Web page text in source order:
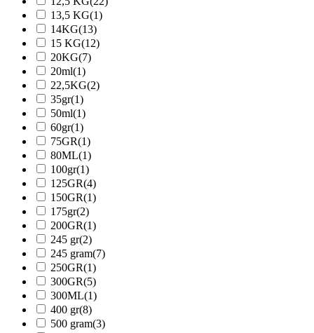
13,5 KG(1)
14KG(13)
15 KG(12)
20KG(7)
20ml(1)
22,5KG(2)
35gr(1)
50ml(1)
60gr(1)
75GR(1)
80ML(1)
100gr(1)
125GR(4)
150GR(1)
175gr(2)
200GR(1)
245 gr(2)
245 gram(7)
250GR(1)
300GR(5)
300ML(1)
400 gr(8)
500 gram(3)